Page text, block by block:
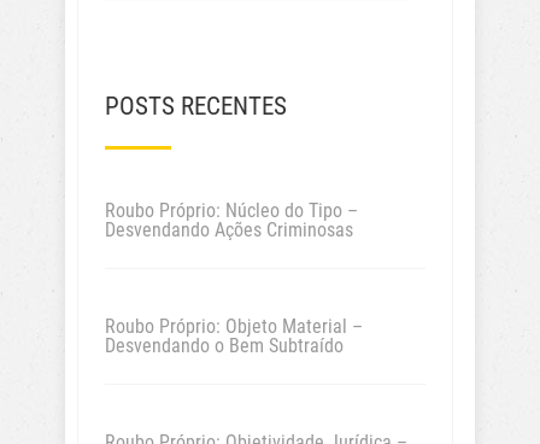
POSTS RECENTES
Roubo Próprio: Núcleo do Tipo –
Desvendando Ações Criminosas
Roubo Próprio: Objeto Material –
Desvendando o Bem Subtraído